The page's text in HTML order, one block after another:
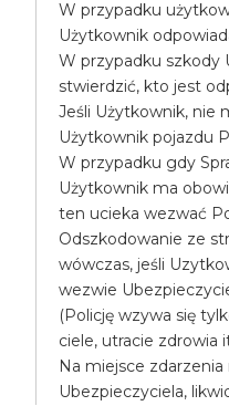
W przypadku
Użytkownik
W przypadku szkody
stwierdzić, kto jest
Jeśli Użytkownik, nie
Użytkownik pojazdu
W przypadku gdy
Użytkownik ma
ten ucieka wezwać
Odszkodowanie ze
wówczas, jeśli
wezwie
(Policję wzywa się
ciele, utracie zdrowia
Na miejsce
Ubezpieczyciela,